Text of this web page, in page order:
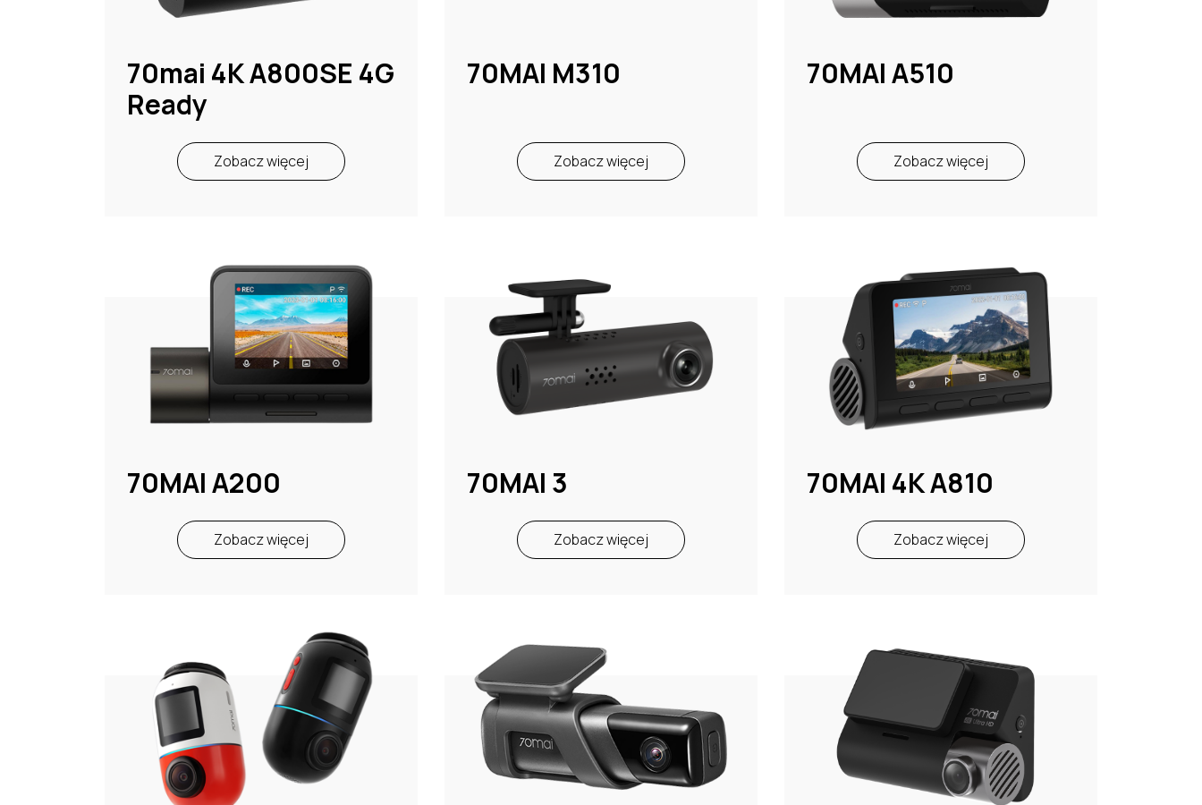
70mai 4K A800SE 4G
Ready
Zobacz więcej
70MAI M310
Zobacz więcej
70MAI A510
Zobacz więcej
70MAI A200
Zobacz więcej
70MAI 3
Zobacz więcej
70MAI 4K A810
Zobacz więcej